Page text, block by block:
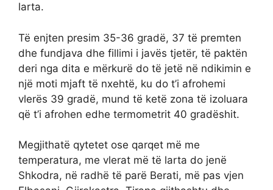
larta.
Të enjten presim 35-36 gradë, 37 të premten
dhe fundjava dhe fillimi i javës tjetër, të paktën
deri nga dita e mërkurë do të jetë në ndikimin e
një moti mjaft të nxehtë, ku do t’i afrohemi
vlerës 39 gradë, mund të ketë zona të izoluara
që t’i afrohen edhe termometrit 40 gradëshit.
Megjithatë qytetet ose qarqet më me
temperatura, me vlerat më të larta do jenë
Shkodra, në radhë të parë Berati, më pas vjen